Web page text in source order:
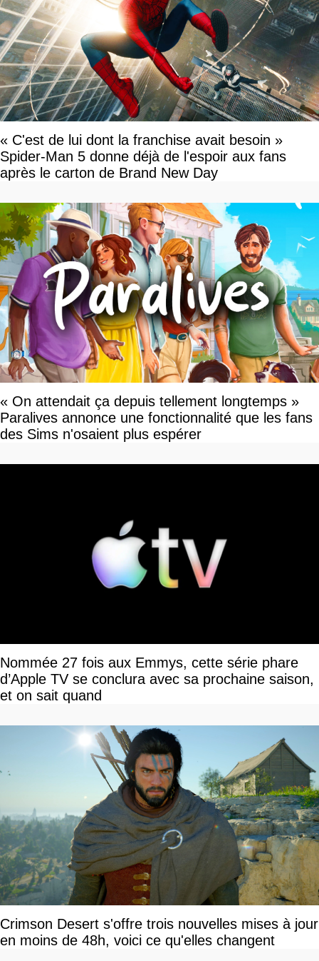
« C'est de lui dont la franchise avait besoin »
Spider-Man 5 donne déjà de l'espoir aux fans
après le carton de Brand New Day
« On attendait ça depuis tellement longtemps »
Paralives annonce une fonctionnalité que les fans
des Sims n'osaient plus espérer
Nommée 27 fois aux Emmys, cette série phare
d’Apple TV se conclura avec sa prochaine saison,
et on sait quand
Crimson Desert s'offre trois nouvelles mises à jour
en moins de 48h, voici ce qu'elles changent